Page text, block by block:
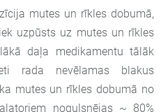
mutes un rīkles dobumā,
uzpūsts uz mutes un rīkles
daļa medikamentu tālāk
rada nevēlamas blakus
mutes un rīkles dobumā no
nogulsnējas ~ 80%